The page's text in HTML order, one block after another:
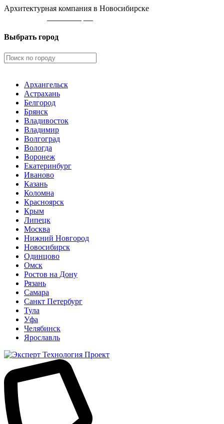
Архитектурная компания в Новосибирске
Выбрать город
Архангельск
Астрахань
Белгород
Брянск
Владивосток
Владимир
Волгоград
Вологда
Воронеж
Екатеринбург
Иваново
Казань
Коломна
Красноярск
Крым
Липецк
Москва
Нижний Новгород
Новосибирск
Одинцово
Омск
Ростов на Дону
Рязань
Самара
Санкт Петербург
Тула
Уфа
Челябинск
Ярославль